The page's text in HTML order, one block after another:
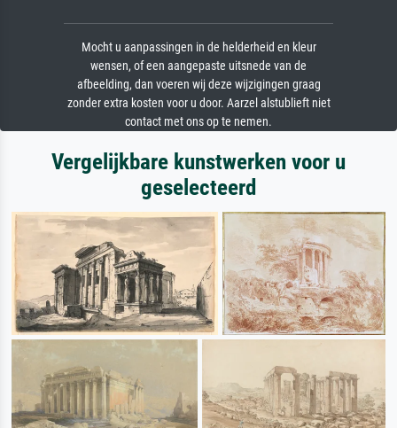
Mocht u aanpassingen in de helderheid en kleur
wensen, of een aangepaste uitsnede van de
afbeelding, dan voeren wij deze wijzigingen graag
zonder extra kosten voor u door. Aarzel alstublieft niet
contact met ons op te nemen.
Vergelijkbare kunstwerken voor u
geselecteerd